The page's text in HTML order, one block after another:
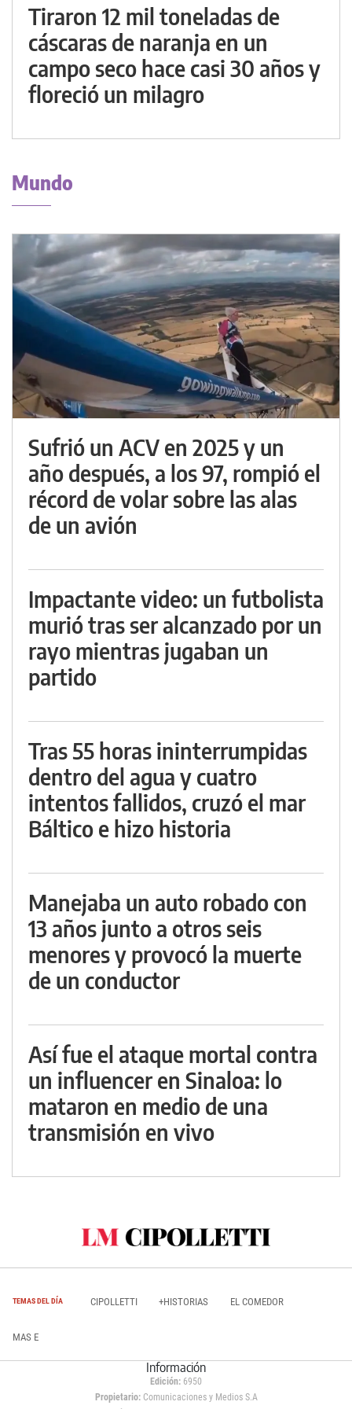
Tiraron 12 mil toneladas de
cáscaras de naranja en un
campo seco hace casi 30 años y
floreció un milagro
Mundo
Sufrió un ACV en 2025 y un
año después, a los 97, rompió el
récord de volar sobre las alas
de un avión
Impactante video: un futbolista
murió tras ser alcanzado por un
rayo mientras jugaban un
partido
Tras 55 horas ininterrumpidas
dentro del agua y cuatro
intentos fallidos, cruzó el mar
Báltico e hizo historia
Manejaba un auto robado con
13 años junto a otros seis
menores y provocó la muerte
de un conductor
Así fue el ataque mortal contra
un influencer en Sinaloa: lo
mataron en medio de una
transmisión en vivo
TEMAS DEL DÍA CIPOLLETTI +HISTORIAS EL COMEDOR
MAS E
Información
Edición: 6950
Propietario:Comunicaciones y Medios S.A